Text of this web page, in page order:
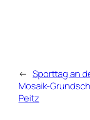
← Sporttag an
Mosaik-
Peitz